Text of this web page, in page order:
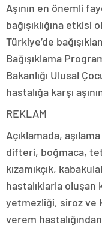
Aşının en önemli
bağışıklığına
Türkiye’de
Bağışıklama
Bakanlığı Ulusal
hastalığa karşı
REKLAM
Açıklamada,
difteri, boğmaca,
kızamıkçık,
hastalıklarla oluşan
yetmezliği, siroz ve
verem